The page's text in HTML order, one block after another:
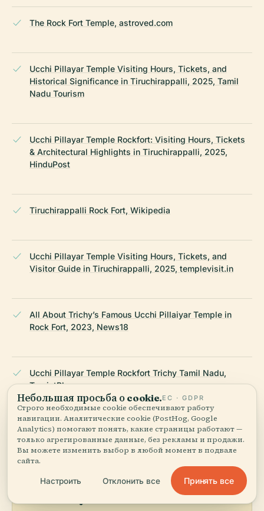
The Rock Fort Temple, astroved.com
Ucchi Pillayar Temple Visiting Hours, Tickets, and
Historical Significance in Tiruchirappalli, 2025, Tamil
Nadu Tourism
Ucchi Pillayar Temple Rockfort: Visiting Hours, Tickets
& Architectural Highlights in Tiruchirappalli, 2025,
HinduPost
Tiruchirappalli Rock Fort, Wikipedia
Ucchi Pillayar Temple Visiting Hours, Tickets, and
Visitor Guide in Tiruchirappalli, 2025, templevisit.in
All About Trichy’s Famous Ucchi Pillaiyar Temple in
Rock Fort, 2023, News18
Ucchi Pillayar Temple Rockfort Trichy Tamil Nadu,
TouristPlaces
ПОСЛЕДНЯЯ ПРОВЕРКА: APRIL 2026
Основано на Wikidata, Википедии и официальных
источниках · проверено ·Как мы создаём наши гиды →
Небольшая просьба о cookie.ЕС · GDPR
Строго необходимые cookie обеспечивают работу
навигации. Аналитические cookie (PostHog, Google
Analytics) помогают понять, какие страницы работают —
только агрегированные данные, без рекламы и продажи.
Вы можете изменить выбор в любой момент в подвале
сайта.
Настроить Отклонить все Принять все